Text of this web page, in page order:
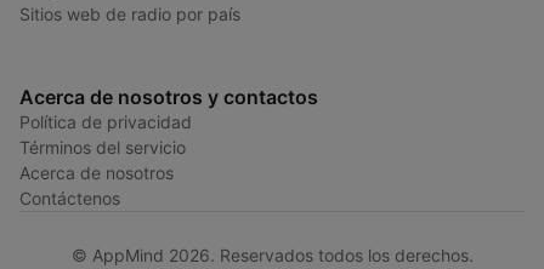
Sitios web de radio por país
Acerca de nosotros y contactos
Política de privacidad
Términos del servicio
Acerca de nosotros
Contáctenos
© AppMind 2026. Reservados todos los derechos.